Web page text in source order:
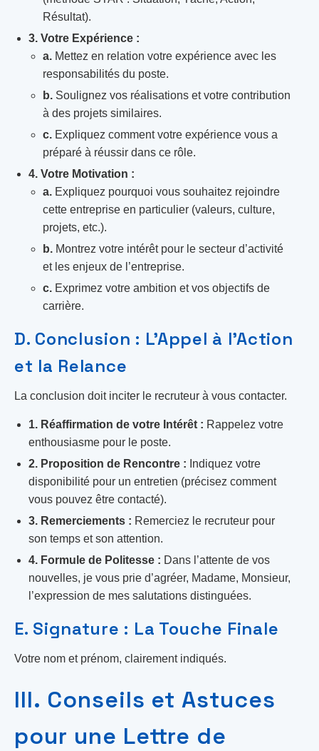
Résultat).
3. Votre Expérience :
a. Mettez en relation votre expérience avec les
responsabilités du poste.
b. Soulignez vos réalisations et votre contribution
à des projets similaires.
c. Expliquez comment votre expérience vous a
préparé à réussir dans ce rôle.
4. Votre Motivation :
a. Expliquez pourquoi vous souhaitez rejoindre
cette entreprise en particulier (valeurs, culture,
projets, etc.).
b. Montrez votre intérêt pour le secteur d’activité
et les enjeux de l’entreprise.
c. Exprimez votre ambition et vos objectifs de
carrière.
D. Conclusion : L’Appel à l’Action
et la Relance
La conclusion doit inciter le recruteur à vous contacter.
1. Réaffirmation de votre Intérêt : Rappelez votre
enthousiasme pour le poste.
2. Proposition de Rencontre : Indiquez votre
disponibilité pour un entretien (précisez comment
vous pouvez être contacté).
3. Remerciements : Remerciez le recruteur pour
son temps et son attention.
4. Formule de Politesse : Dans l’attente de vos
nouvelles, je vous prie d’agréer, Madame, Monsieur,
l’expression de mes salutations distinguées.
E. Signature : La Touche Finale
Votre nom et prénom, clairement indiqués.
III. Conseils et Astuces
pour une Lettre de